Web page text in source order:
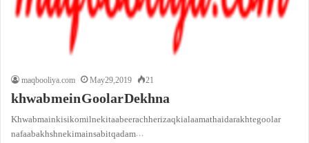
maqbooliya.com May 29, 2019 21
khwab mein Goolar Dekhna
Khwab main kisi ko milne ki taabeer achhe rizaq ki alaamat hai darakhte goolar
nafaa bakhsh neki main sabit qadam…